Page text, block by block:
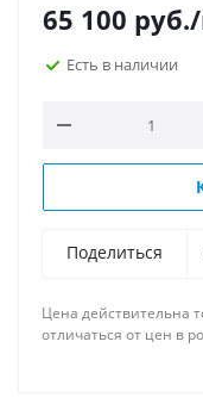
65 100 руб.
Есть в наличии
Поделиться
Цена действительна
отличаться от цен в